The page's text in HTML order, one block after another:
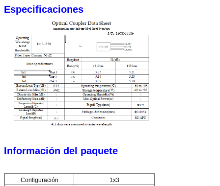
Especificaciones
Información del paquete
Configuración 1x3